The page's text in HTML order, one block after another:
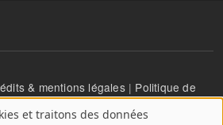
& mentions légales| Politique de
et traitons des données